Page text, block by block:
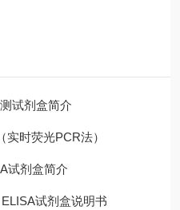
试剂盒简介
时荧光PCR法）
试剂盒简介
试剂盒说明书